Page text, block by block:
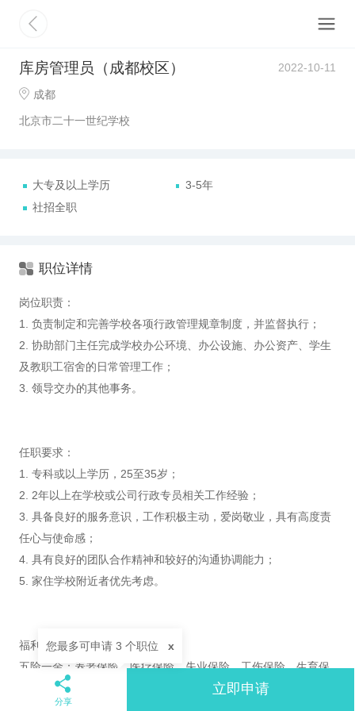
库房管理员（成都校区） 2022-10-11
成都
北京市二十一世纪学校
大专及以上学历
3-5年
社招全职
职位详情
岗位职责：
1. 负责制定和完善学校各项行政管理规章制度，并监督执行；
2. 协助部门主任完成学校办公环境、办公设施、办公资产、学生
及教职工宿舍的日常管理工作；
3. 领导交办的其他事务。
任职要求：
1. 专科或以上学历，25至35岁；
2. 2年以上在学校或公司行政专员相关工作经验；
3. 具备良好的服务意识，工作积极主动，爱岗敬业，具有高度责
任心与使命感；
4. 具有良好的团队合作精神和较好的沟通协调能力；
5. 家住学校附近者优先考虑。
福利待遇：
五险一金：养老保险、医疗保险、失业保险、工伤保险、生育保
险和住房公积金；
分享
立即申请
您最多可申请 3 个职位 x